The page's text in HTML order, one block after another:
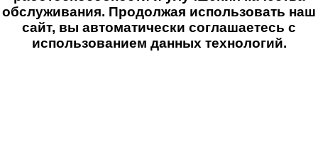
обслуживания. Продолжая использовать наш
сайт, вы автоматически соглашаетесь с
использованием данных технологий.